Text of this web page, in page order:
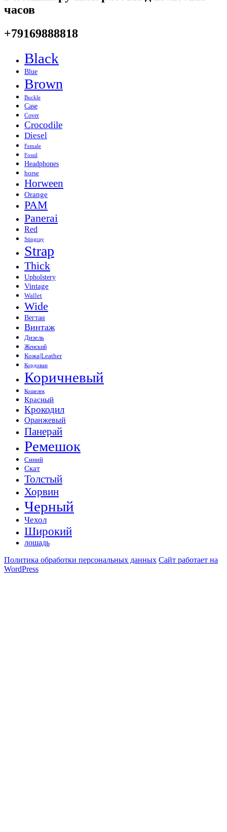
часов
+79169888818
Black
Blue
Brown
Buckle
Case
Cover
Crocodile
Diesel
Female
Fossil
Headphones
horse
Horween
Orange
PAM
Panerai
Red
Stingray
Strap
Thick
Upholstery
Vintage
Wallet
Wide
Вегтан
Винтаж
Дизель
Женский
Кожа|Leather
Кордован
Коричневый
Кошелек
Красный
Крокодил
Оранжевый
Панерай
Ремешок
Синий
Скат
Толстый
Хорвин
Черный
Чехол
Широкий
лошадь
Политика обработки персональных данных Сайт работает на
WordPress